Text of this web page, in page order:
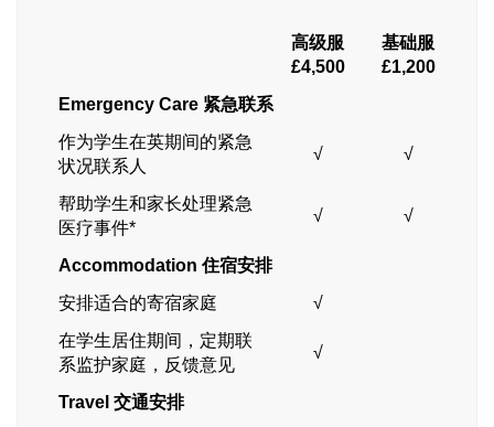
高级服
£4,500
基础服
£1,200
Emergency Care 紧急联系
作为学生在英期间的紧急
状况联系人
√ √
帮助学生和家长处理紧急
医疗事件*
√ √
Accommodation 住宿安排
安排适合的寄宿家庭
√
在学生居住期间，定期联
系监护家庭，反馈意见
√
Travel 交通安排